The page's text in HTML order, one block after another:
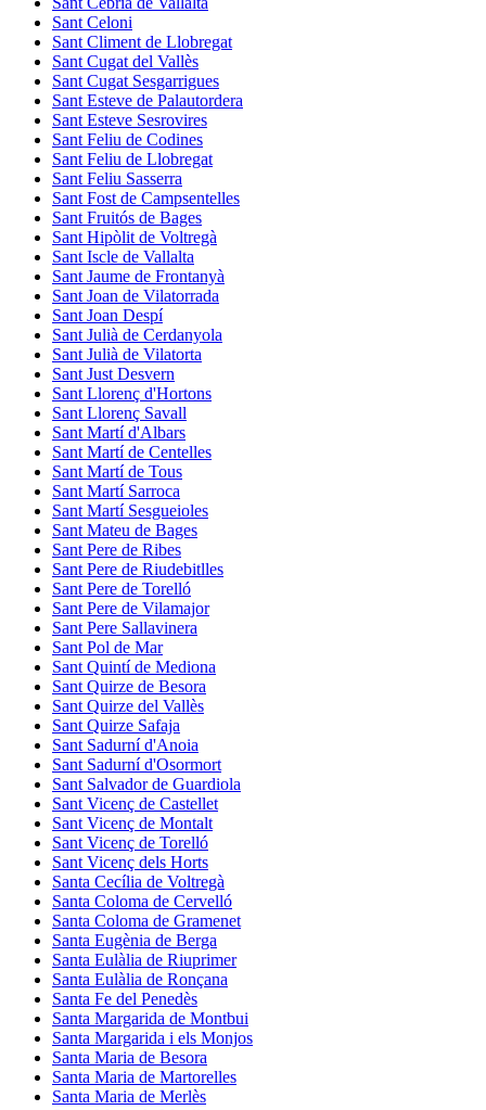
Sant Celoni
Sant Climent de Llobregat
Sant Cugat del Vallès
Sant Cugat Sesgarrigues
Sant Esteve de Palautordera
Sant Esteve Sesrovires
Sant Feliu de Codines
Sant Feliu de Llobregat
Sant Feliu Sasserra
Sant Fost de Campsentelles
Sant Fruitós de Bages
Sant Hipòlit de Voltregà
Sant Iscle de Vallalta
Sant Jaume de Frontanyà
Sant Joan de Vilatorrada
Sant Joan Despí
Sant Julià de Cerdanyola
Sant Julià de Vilatorta
Sant Just Desvern
Sant Llorenç d'Hortons
Sant Llorenç Savall
Sant Martí d'Albars
Sant Martí de Centelles
Sant Martí de Tous
Sant Martí Sarroca
Sant Martí Sesgueioles
Sant Mateu de Bages
Sant Pere de Ribes
Sant Pere de Riudebitlles
Sant Pere de Torelló
Sant Pere de Vilamajor
Sant Pere Sallavinera
Sant Pol de Mar
Sant Quintí de Mediona
Sant Quirze de Besora
Sant Quirze del Vallès
Sant Quirze Safaja
Sant Sadurní d'Anoia
Sant Sadurní d'Osormort
Sant Salvador de Guardiola
Sant Vicenç de Castellet
Sant Vicenç de Montalt
Sant Vicenç de Torelló
Sant Vicenç dels Horts
Santa Cecília de Voltregà
Santa Coloma de Cervelló
Santa Coloma de Gramenet
Santa Eugènia de Berga
Santa Eulàlia de Riuprimer
Santa Eulàlia de Ronçana
Santa Fe del Penedès
Santa Margarida de Montbui
Santa Margarida i els Monjos
Santa Maria de Besora
Santa Maria de Martorelles
Santa Maria de Merlès